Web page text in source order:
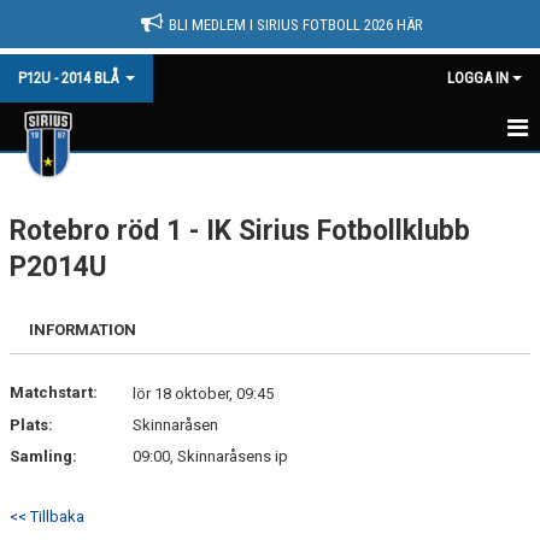
BLI MEDLEM I SIRIUS FOTBOLL 2026 HÄR
P12U - 2014 BLÅ LOGGA IN
HEM
NYHETER
KALENDER
MATCHER
TRUPPEN
BILDGALLERI
Rotebro röd 1 - IK Sirius Fotbollklubb
P2014U
INFORMATION
Matchstart:
lör 18 oktober, 09:45
Plats:
Skinnaråsen
Samling:
09:00, Skinnaråsens ip
<< Tillbaka